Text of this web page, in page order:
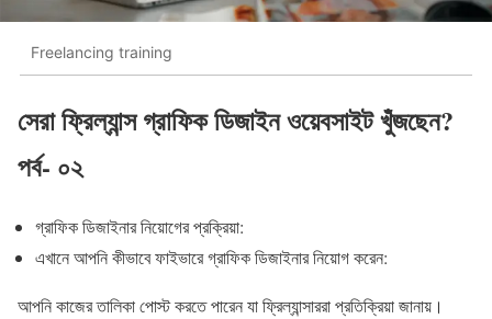
Freelancing training
সেরা ফ্রিল্যান্স গ্রাফিক ডিজাইন ওয়েবসাইট খুঁজছেন?
পর্ব- ০২
গ্রাফিক ডিজাইনার নিয়োগের প্রক্রিয়া:
এখানে আপনি কীভাবে ফাইভারে গ্রাফিক ডিজাইনার নিয়োগ করেন:
আপনি কাজের তালিকা পোস্ট করতে পারেন যা ফ্রিল্যান্সাররা প্রতিক্রিয়া জানায়।